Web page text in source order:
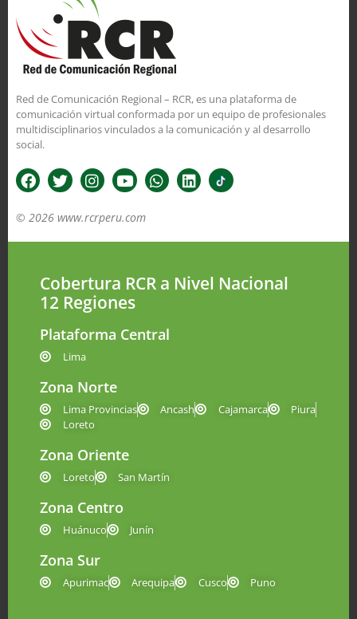
Red de Comunicación Regional – RCR, es una plataforma de
comunicación virtual conformada por un equipo de profesionales
multidisciplinarios vinculados a la comunicación y al desarrollo
social.
© 2026 www.rcrperu.com
Cobertura RCR a Nivel Nacional
12 Regiones
Plataforma Central
Lima
Zona Norte
Lima Provincias Ancash Cajamarca
Piura
Loreto
Zona Oriente
Loreto San Martín
Zona Centro
Huánuco Junín
Zona Sur
Apurimac Arequipa Cusco Puno